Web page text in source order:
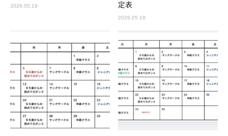
2026.05.19
定表
2026.05.18